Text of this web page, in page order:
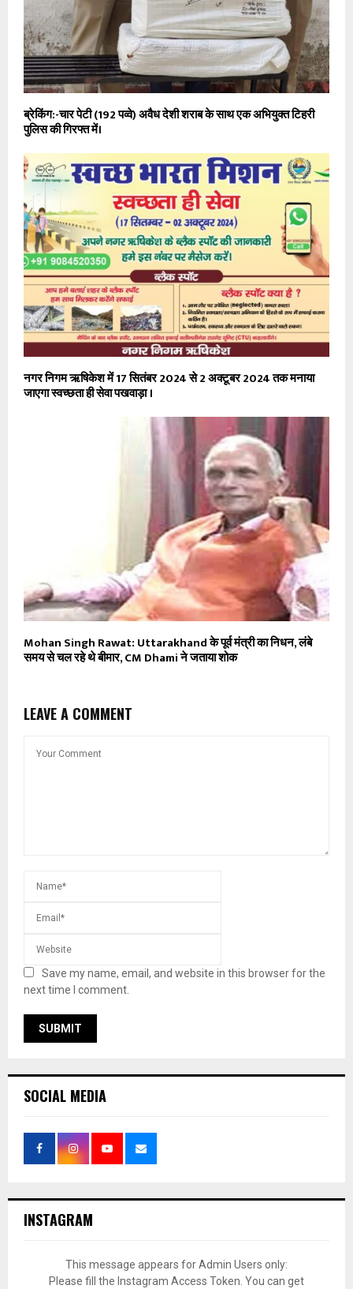
ब्रेकिंग:-चार पेटी (192 पव्वे) अवैध देशी शराब के साथ एक अभियुक्त टिहरी
पुलिस की गिरफ्त में।
नगर निगम ऋषिकेश में 17 सितंबर 2024 से 2 अक्टूबर 2024 तक मनाया
जाएगा स्वच्छता ही सेवा पखवाड़ा ।
Mohan Singh Rawat: Uttarakhand के पूर्व मंत्री का निधन, लंबे
समय से चल रहे थे बीमार, CM Dhami ने जताया शोक
LEAVE A COMMENT
Save my name, email, and website in this browser for the
next time I comment.
SOCIAL MEDIA
INSTAGRAM
This message appears for Admin Users only:
Please fill the Instagram Access Token. You can get